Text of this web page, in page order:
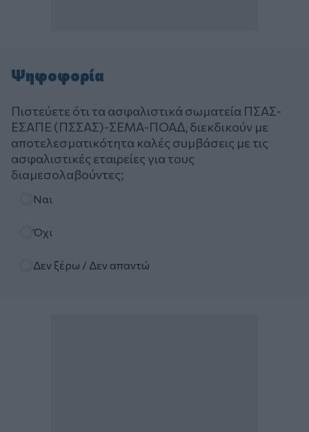
Ψηφοφορία
Πιστεύετε ότι τα ασφαλιστικά σωματεία ΠΣΑΣ-
ΕΣΑΠΕ (ΠΣΣΑΣ)-ΣΕΜΑ-ΠΟΑΔ, διεκδικούν με
αποτελεσματικότητα καλές συμβάσεις με τις
ασφαλιστικές εταιρείες για τους
διαμεσολαβούντες;
Ναι
Όχι
Δεν ξέρω / Δεν απαντώ